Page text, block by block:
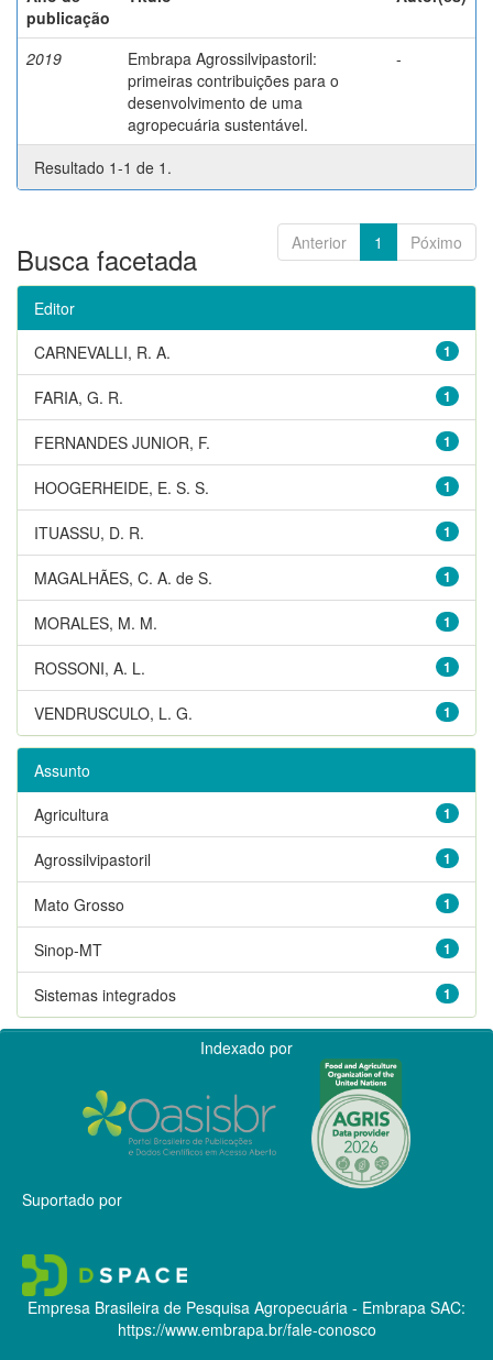
publicação
2019
Embrapa Agrossilvipastoril:
primeiras contribuições para o
desenvolvimento de uma
agropecuária sustentável.
-
Resultado 1-1 de 1.
Anterior 1 Póximo
Busca facetada
Editor
1
CARNEVALLI, R. A.
1
FARIA, G. R.
1
FERNANDES JUNIOR, F.
1
HOOGERHEIDE, E. S. S.
1
ITUASSU, D. R.
1
MAGALHÃES, C. A. de S.
1
MORALES, M. M.
1
ROSSONI, A. L.
1
VENDRUSCULO, L. G.
Assunto
1
Agricultura
1
Agrossilvipastoril
1
Mato Grosso
1
Sinop-MT
1
Sistemas integrados
Indexado por
Suportado por
Empresa Brasileira de Pesquisa Agropecuária - Embrapa SAC:
https://www.embrapa.br/fale-conosco